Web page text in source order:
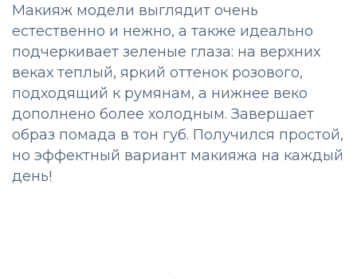
Макияж модели выглядит очень
естественно и нежно, а также идеально
подчеркивает зеленые глаза: на верхних
веках теплый, яркий оттенок розового,
подходящий к румянам, а нижнее веко
дополнено более холодным. Завершает
образ помада в тон губ. Получился простой,
но эффектный вариант макияжа на каждый
день!